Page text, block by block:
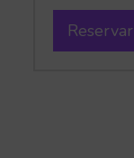
Reservar